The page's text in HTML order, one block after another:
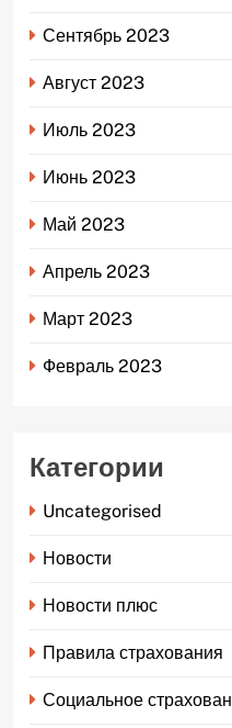
Сентябрь 2023
Август 2023
Июль 2023
Июнь 2023
Май 2023
Апрель 2023
Март 2023
Февраль 2023
Категории
Uncategorised
Новости
Новости плюс
Правила страхования
Социальное